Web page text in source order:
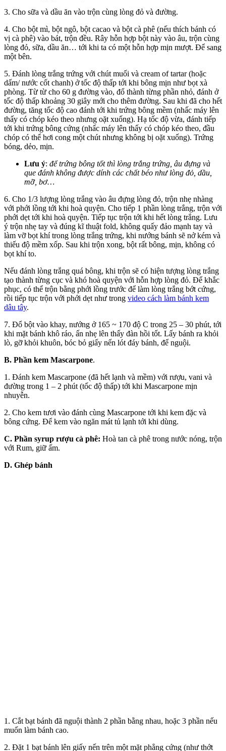
3. Cho sữa và dầu ăn vào trộn cùng lòng đỏ và đường.
4. Cho bột mì, bột ngô, bột cacao và bột cà phê (nếu thích bánh có
vị cà phê) vào bát, trộn đều. Rây hỗn hợp bột này vào âu, trộn cùng
lòng đỏ, sữa, dầu ăn… tới khi ta có một hỗn hợp mịn mượt. Để sang
một bên.
5. Đánh lòng trắng trứng với chút muối và cream of tartar (hoặc
dấm/ nước cốt chanh) ở tốc độ thấp tới khi bông mịn như bọt xà
phòng. Từ từ cho 60 g đường vào, đổ thành từng phần nhỏ, đánh ở
tốc độ thấp khoảng 30 giây mới cho thêm đường. Sau khi đã cho hết
đường, tăng tốc độ cao đánh tới khi trứng bông mềm (nhấc máy lên
thấy có chóp kéo theo nhưng oặt xuống). Hạ tốc độ vừa, đánh tiếp
tới khi trứng bông cứng (nhấc máy lên thấy có chóp kéo theo, đầu
chóp có thể hơi cong một chút nhưng không bị oặt xuống). Trứng
bóng, dẻo, mịn.
Lưu ý: để trứng bông tốt thì lòng trắng trứng, âu đựng và
que đánh không được dính các chất béo như lòng đỏ, dầu,
mỡ, bơ…
6. Cho 1/3 lượng lòng trắng vào âu đựng lòng đỏ, trộn nhẹ nhàng
với phới lồng tới khi hoà quyện. Cho tiếp 1 phần lòng trắng, trộn với
phới dẹt tới khi hoà quyện. Tiếp tục trộn tới khi hết lòng trắng. Lưu
ý trộn nhẹ tay và đúng kĩ thuật fold, không quấy đảo mạnh tay và
làm vỡ bọt khí trong lòng trắng trứng, khi nướng bánh sẽ nở kém và
thiếu độ mềm xốp. Sau khi trộn xong, bột rất bông, mịn, không có
bọt khí to.
Nếu đánh lòng trắng quá bông, khi trộn sẽ có hiện tượng lòng trắng
tạo thành từng cục và khó hoà quyện với hỗn hợp lòng đỏ. Để khắc
phục, có thể trộn bằng phới lồng trước để làm lòng trắng bớt cứng,
rồi tiếp tục trộn với phới dẹt như trong video cách làm bánh kem
dâu tây.
7. Đổ bột vào khay, nướng ở 165 ~ 170 độ C trong 25 – 30 phút, tới
khi mặt bánh khô ráo, ấn nhẹ lên thấy đàn hồi tốt. Lấy bánh ra khỏi
lò, gỡ khỏi khuôn, bóc bỏ giấy nến lót đáy bánh, để nguội.
B. Phần kem Mascarpone.
1. Đánh kem Mascarpone (đã hết lạnh và mềm) với rượu, vani và
đường trong 1 – 2 phút (tốc độ thấp) tới khi Mascarpone mịn
nhuyễn.
2. Cho kem tươi vào đánh cùng Mascarpone tới khi kem đặc và
bông cứng. Để kem vào ngăn mát tủ lạnh tới khi dùng.
C. Phần syrup rượu cà phê: Hoà tan cà phê trong nước nóng, trộn
với Rum, giữ ấm.
D. Ghép bánh
1. Cắt bạt bánh đã nguội thành 2 phần bằng nhau, hoặc 3 phần nếu
muốn làm bánh cao.
2. Đặt 1 bạt bánh lên giấy nến trên một mặt phẳng cứng (như thớt